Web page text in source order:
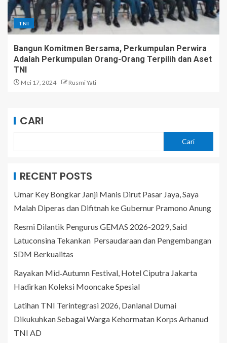
TNI
Bangun Komitmen Bersama, Perkumpulan Perwira
Adalah Perkumpulan Orang-Orang Terpilih dan Aset
TNI
Mei 17, 2024 Rusmi Yati
CARI
Cari
RECENT POSTS
Umar Key Bongkar Janji Manis Dirut Pasar Jaya, Saya
Malah Diperas dan Difitnah ke Gubernur Pramono Anung
Resmi Dilantik Pengurus GEMAS 2026-2029, Said
Latuconsina Tekankan Persaudaraan dan Pengembangan
SDM Berkualitas
Rayakan Mid‑Autumn Festival, Hotel Ciputra Jakarta
Hadirkan Koleksi Mooncake Spesial
Latihan TNI Terintegrasi 2026, Danlanal Dumai
Dikukuhkan Sebagai Warga Kehormatan Korps Arhanud
TNI AD